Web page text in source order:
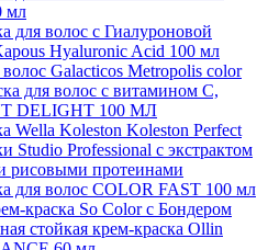
мл
для волос с Гиалуроновой
Hyaluronic Acid 100 мл
Galacticos Metropolis color
для волос с витамином С,
DELIGHT 100 МЛ
Wella Koleston Koleston Perfect
Studio Professional с экстрактом
рисовыми протеинами
для волос COLOR FAST 100 мл
краска So Color с Бондером
стойкая крем-краска Ollin